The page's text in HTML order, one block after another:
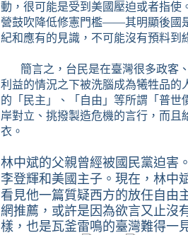
動，很可能是受到美國壓迫或者指
營鼓吹降低修憲門檻——其明顯後國
紀和應有的見識，不可能沒有預料到
簡言之，台民是在臺灣很多政客
利益的情況之下被洗腦成為犧牲品
的 「民主」、「自由」等所謂「普
岸對立、挑撥製造危機的言行，而
衣。
林中斌的父親曾經被國民黨迫害。
李登輝和美國主子。現在，林中
看見他一篇質疑西方的放任自由
網推薦，或許是因為欲言又止沒
樣，也是瓦釜雷鳴的臺灣難得一